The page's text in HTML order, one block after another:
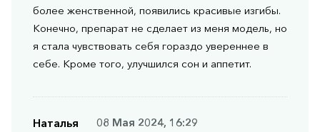
более женственной, появились красивые изгибы.
Конечно, препарат не сделает из меня модель, но
я стала чувствовать себя гораздо увереннее в
себе. Кроме того, улучшился сон и аппетит.
Наталья
08 Мая 2024, 16:29